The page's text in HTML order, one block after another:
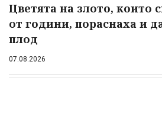
Цветята на злото, които
от години, пораснаха и
плод
07.08.2026